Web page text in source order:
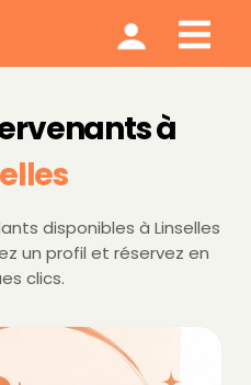
à
disponibles à Linselles
un profil et réservez en
clics.